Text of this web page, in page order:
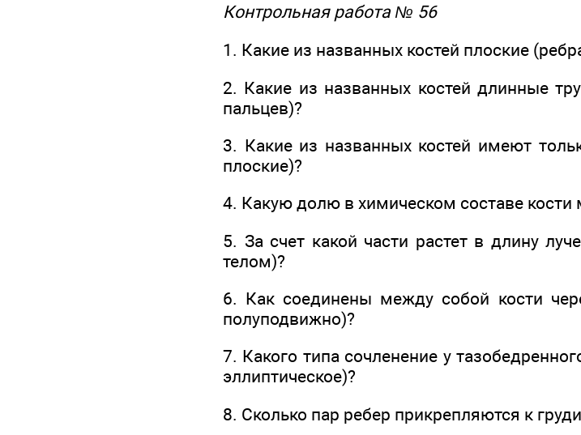
Контрольная работа № 56
1. Какие из названных костей плоские
2. Какие из названных костей длинные
пальцев)?
3. Какие из названных костей имеют
плоские)?
4. Какую долю в химическом составе кости
5. За счет какой части растет в длину
телом)?
6. Как соединены между собой кости
полуподвижно)?
7. Какого типа сочленение у
эллиптическое)?
8. Сколько пар ребер прикрепляются к